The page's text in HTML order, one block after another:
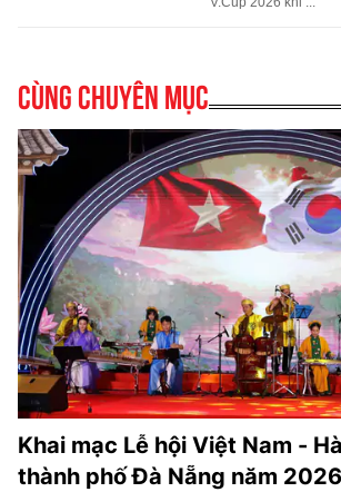
Cùng chuyên mục
Khai mạc Lễ hội Việt Nam -
thành phố Đà Nẵng năm 2026